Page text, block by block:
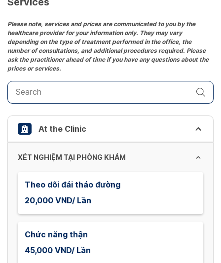
the
question
mark
key
to
get
the
keyboard
shortcuts
for
changing
dates.
Please note, services and prices are communicated to you by the
healthcare provider for your information only. They may vary
depending on the type of treatment performed in the office, the
number of consultations, and additional procedures required. Please
ask the practitioner ahead of time if you have any questions about the
prices or services.
At the Clinic
XÉT NGHIỆM TẠI PHÒNG KHÁM
Theo dõi đái tháo đường
20,000 VND/ Lần
Chức năng thận
45,000 VND/ Lần